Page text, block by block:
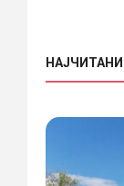
НАЈЧИТАНИ